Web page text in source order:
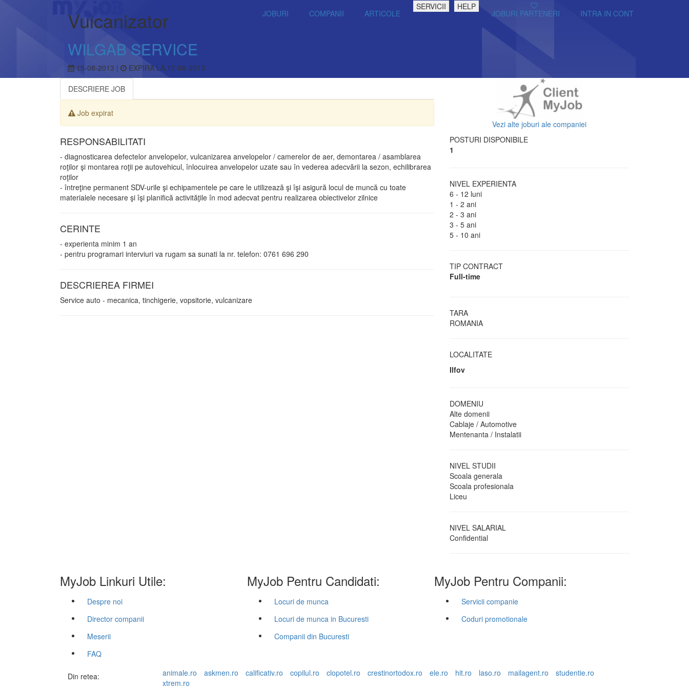
JOBURI COMPANII ARTICOLE
SERVICII HELP
JOBURI PARTENERI INTRA IN CONT
Vulcanizator
WILGAB SERVICE
15-08-2013 | EXPIRA LA 17-08-2013
Vezi alte joburi ale companiei
POSTURI DISPONIBILE
1
NIVEL EXPERIENTA
6 - 12 luni
1 - 2 ani
2 - 3 ani
3 - 5 ani
5 - 10 ani
TIP CONTRACT
Full-time
TARA
ROMANIA
LOCALITATE
Ilfov
DOMENIU
Alte domenii
Cablaje / Automotive
Mentenanta / Instalatii
NIVEL STUDII
Scoala generala
Scoala profesionala
Liceu
NIVEL SALARIAL
Confidential
DESCRIERE JOB
Job expirat
RESPONSABILITATI
- diagnosticarea defectelor anvelopelor, vulcanizarea anvelopelor / camerelor de aer, demontarea / asamblarea
roţilor şi montarea roţii pe autovehicul, înlocuirea anvelopelor uzate sau în vederea adecvării la sezon, echilibrarea
roţilor
- întreţine permanent SDV-urile şi echipamentele pe care le utilizează şi îşi asigură locul de muncă cu toate
materialele necesare şi îşi planifică activităţile în mod adecvat pentru realizarea obiectivelor zilnice
CERINTE
- experienta minim 1 an
- pentru programari interviuri va rugam sa sunati la nr. telefon: 0761 696 290
DESCRIEREA FIRMEI
Service auto - mecanica, tinchigerie, vopsitorie, vulcanizare
MyJob Linkuri Utile:
Despre noi
Director companii
Meserii
FAQ
MyJob Pentru Candidati:
Locuri de munca
Locuri de munca in Bucuresti
Companii din Bucuresti
MyJob Pentru Companii:
Servicii companie
Coduri promotionale
Din retea: animale.ro askmen.ro calificativ.ro copilul.ro clopotel.ro crestinortodox.ro ele.ro hit.ro laso.ro mailagent.ro
studentie.ro
xtrem.ro